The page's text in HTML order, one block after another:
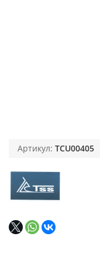
Артикул: TCU00405